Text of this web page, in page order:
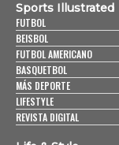
Sports Illustrated
FUTBOL
BEISBOL
FUTBOL AMERICANO
BASQUETBOL
MÁS DEPORTE
LIFESTYLE
REVISTA DIGITAL